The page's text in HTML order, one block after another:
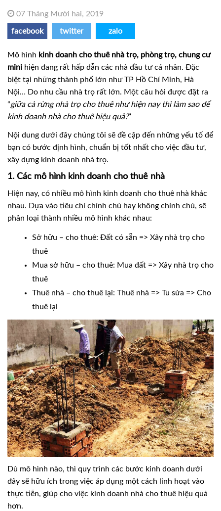
07 Tháng Mười hai, 2019
facebook twitter zalo
Mô hình kinh doanh cho thuê nhà trọ, phòng trọ, chung cư
mini hiện đang rất hấp dẫn các nhà đầu tư cá nhân. Đặc
biệt tại những thành phố lớn như TP Hồ Chí Minh, Hà
Nội… Do nhu cầu nhà trọ rất lớn. Một câu hỏi được đặt ra
“giữa cả rừng nhà trọ cho thuê như hiện nay thì làm sao để
kinh doanh nhà cho thuê hiệu quả?”
Nội dung dưới đây chúng tôi sẽ đề cập đến những yếu tố để
bạn có bước định hình, chuẩn bị tốt nhất cho việc đầu tư,
xây dựng kinh doanh nhà trọ.
1. Các mô hình kinh doanh cho thuê nhà
Hiện nay, có nhiều mô hình kinh doanh cho thuê nhà khác
nhau. Dựa vào tiêu chí chính chủ hay không chính chủ, sẽ
phân loại thành nhiều mô hình khác nhau:
Sở hữu – cho thuê: Đất có sẵn => Xây nhà trọ cho
thuê
Mua sở hữu – cho thuê: Mua đất => Xây nhà trọ cho
thuê
Thuê nhà – cho thuê lại: Thuê nhà => Tu sửa => Cho
thuê lại
Dù mô hình nào, thì quy trình các bước kinh doanh dưới
đây sẽ hữu ích trong việc áp dụng một cách linh hoạt vào
thực tiễn, giúp cho việc kinh doanh nhà cho thuê hiệu quả
hơn.